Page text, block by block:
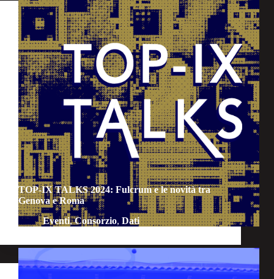
TOP-IX TALKS 2024: Fulcrum e le novità tra
Genova e Roma
Eventi,Consorzio, Dati